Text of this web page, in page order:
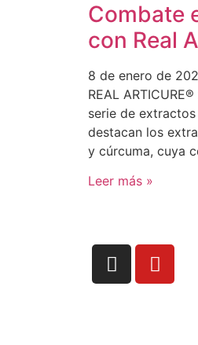
Combate
con Real
8 de enero de
REAL
serie de
destacan los
y cúrcuma, cuya
Leer más »